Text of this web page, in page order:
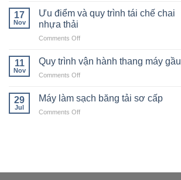
Biến
Sỏi
tải
Xích
vận
17
Nov
Ưu điểm và quy trình tái chế chai
nhựa thải
Comments Offon
điểm
và
tái
11
Nov
Quy trình vận hành thang máy gầu
Comments Offon
trình
vận
29
Jul
Máy làm sạch băng tải sơ cấp
Comments Offon
sơ